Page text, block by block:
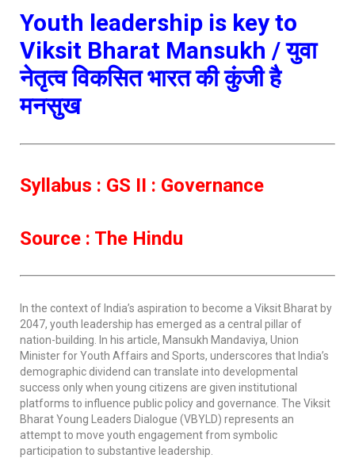
Youth leadership is key to
Viksit Bharat Mansukh /युवा
नेतृत्व विकसित भारत की कुंजी है
मनसुख
Syllabus : GS II : Governance
Source : The Hindu
In the context of India’s aspiration to become a Viksit Bharat by
2047, youth leadership has emerged as a central pillar of
nation-building. In his article, Mansukh Mandaviya, Union
Minister for Youth Affairs and Sports, underscores that India’s
demographic dividend can translate into developmental
success only when young citizens are given institutional
platforms to influence public policy and governance. The Viksit
Bharat Young Leaders Dialogue (VBYLD) represents an
attempt to move youth engagement from symbolic
participation to substantive leadership.